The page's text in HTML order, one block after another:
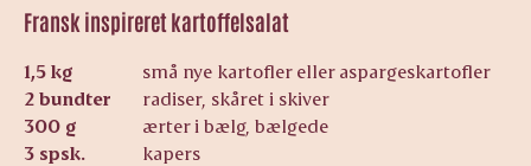
Fransk inspireret kartoffelsalat
1,5 kg
små nye kartofler eller aspargeskartofler
2 bundter
radiser, skåret i skiver
300 g
ærter i bælg, bælgede
3 spsk.
kapers